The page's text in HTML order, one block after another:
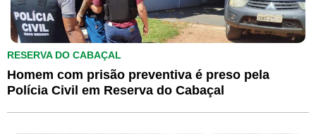
RESERVA DO CABAÇAL
Homem com prisão preventiva é preso pela
Polícia Civil em Reserva do Cabaçal